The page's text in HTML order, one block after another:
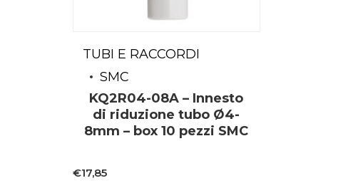
TUBI E RACCORDI
SMC
KQ2R04-08A – Innesto
di riduzione tubo Ø4-
8mm – box 10 pezzi SMC
€17,85